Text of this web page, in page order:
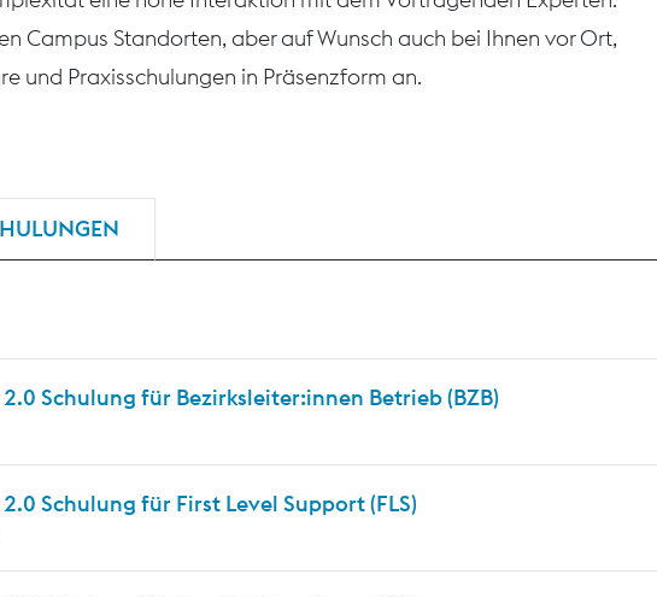
Campus Standorten, aber auf Wunsch auch bei Ihnen vor Ort,
und Praxisschulungen in Präsenzform an.
2.0 Schulung für Bezirksleiter:innen Betrieb (BZB)
2.0 Schulung für First Level Support (FLS)